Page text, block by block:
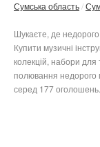
Сумська область
Шукаєте, де
Купити музичні
колекцій, набори для
полювання недорого
серед 177 оголошень.